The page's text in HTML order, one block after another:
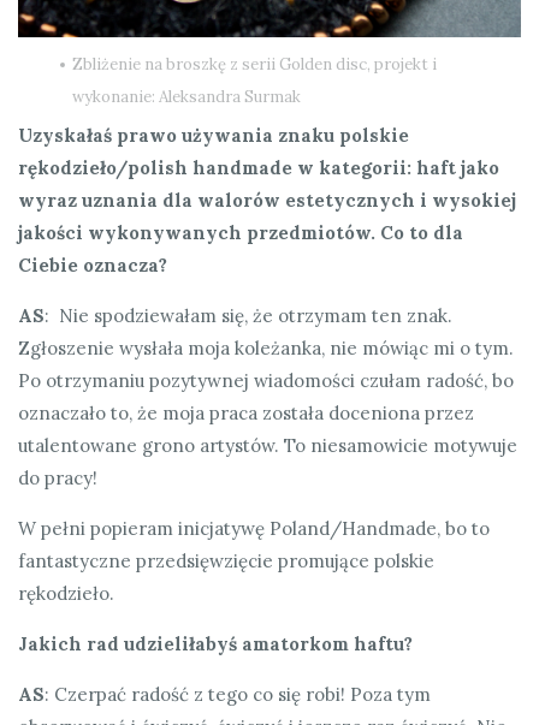
Zbliżenie na broszkę z serii Golden disc, projekt i
wykonanie: Aleksandra Surmak
Uzyskałaś prawo używania znaku polskie
rękodzieło/polish handmade w kategorii: haft jako
wyraz uznania dla walorów estetycznych i wysokiej
jakości wykonywanych przedmiotów. Co to dla
Ciebie oznacza?
AS: Nie spodziewałam się, że otrzymam ten znak.
Zgłoszenie wysłała moja koleżanka, nie mówiąc mi o tym.
Po otrzymaniu pozytywnej wiadomości czułam radość, bo
oznaczało to, że moja praca została doceniona przez
utalentowane grono artystów. To niesamowicie motywuje
do pracy!
W pełni popieram inicjatywę Poland/Handmade, bo to
fantastyczne przedsięwzięcie promujące polskie
rękodzieło.
Jakich rad udzieliłabyś amatorkom haftu?
AS: Czerpać radość z tego co się robi! Poza tym